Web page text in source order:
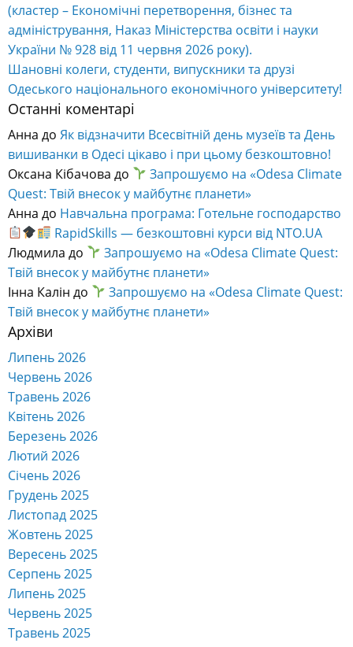
(кластер – Економічні перетворення, бізнес та
адміністрування, Наказ Міністерства освіти і науки
України № 928 від 11 червня 2026 року).
Шановні колеги, студенти, випускники та друзі
Одеського національного економічного університету!
Останні коментарі
Анна до Як відзначити Всесвітній день музеїв та День
вишиванки в Одесі цікаво і при цьому безкоштовно!
Оксана Кібачова до
Запрошуємо на «Odesa Climate
Quest: Твій внесок у майбутнє планети»
Анна до Навчальна програма: Готельне господарство
RapidSkills — безкоштовні курси від NTO.UA
Людмила до
Запрошуємо на «Odesa Climate Quest:
Твій внесок у майбутнє планети»
Інна Калін до
Запрошуємо на «Odesa Climate Quest:
Твій внесок у майбутнє планети»
Архіви
Липень 2026
Червень 2026
Травень 2026
Квітень 2026
Березень 2026
Лютий 2026
Січень 2026
Грудень 2025
Листопад 2025
Жовтень 2025
Вересень 2025
Серпень 2025
Липень 2025
Червень 2025
Травень 2025